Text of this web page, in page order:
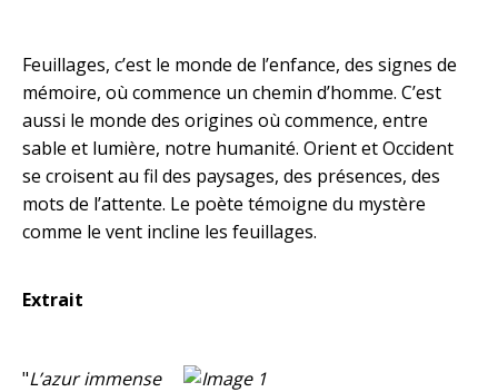
Feuillages, c’est le monde de l’enfance, des signes de
mémoire, où commence un chemin d’homme. C’est
aussi le monde des origines où commence, entre
sable et lumière, notre humanité. Orient et Occident
se croisent au fil des paysages, des présences, des
mots de l’attente. Le poète témoigne du mystère
comme le vent incline les feuillages.
Extrait
"L’azur immense